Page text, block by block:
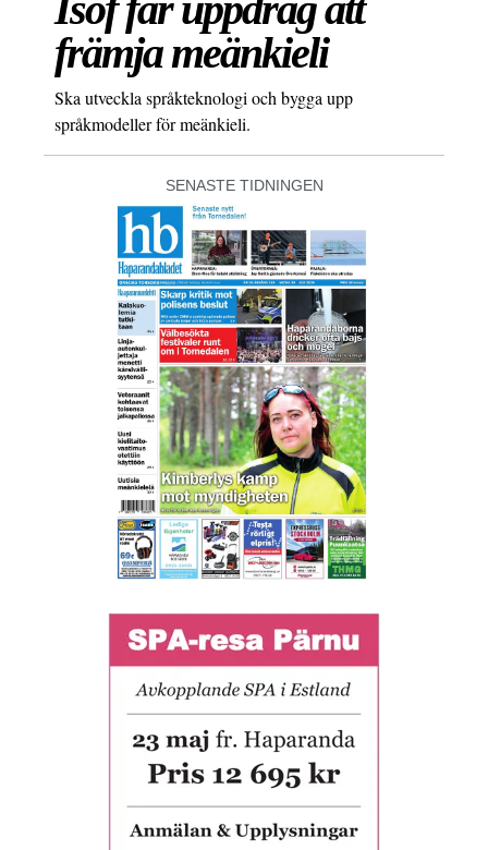
främja meänkieli
Ska utveckla språkteknologi och bygga upp
språkmodeller för meänkieli.
SENASTE TIDNINGEN